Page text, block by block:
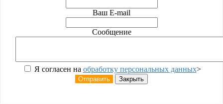
Ваш E-mail
Сообщение
Я согласен на обработку персональных данных>
Отправить Закрыть